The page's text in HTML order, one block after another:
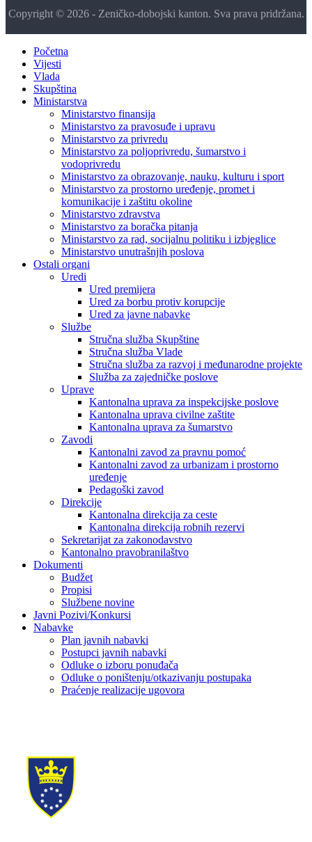
Copyright © 2026 - Zeničko-dobojski kanton. Sva prava pridržana.
Početna
Vijesti
Vlada
Skupština
Ministarstva
Ministarstvo finansija
Ministarstvo za pravosuđe i upravu
Ministarstvo za privredu
Ministarstvo za poljoprivredu, šumarstvo i
vodoprivredu
Ministarstvo za obrazovanje, nauku, kulturu i sport
Ministarstvo za prostorno uređenje, promet i
komunikacije i zaštitu okoline
Ministarstvo zdravstva
Ministarstvo za boračka pitanja
Ministarstvo za rad, socijalnu politiku i izbjeglice
Ministarstvo unutrašnjih poslova
Ostali organi
Uredi
Ured premijera
Ured za borbu protiv korupcije
Ured za javne nabavke
Službe
Stručna služba Skupštine
Stručna služba Vlade
Stručna služba za razvoj i međunarodne projekte
Služba za zajedničke poslove
Uprave
Kantonalna uprava za inspekcijske poslove
Kantonalna uprava civilne zaštite
Kantonalna uprava za šumarstvo
Zavodi
Kantonalni zavod za pravnu pomoć
Kantonalni zavod za urbanizam i prostorno
uređenje
Pedagoški zavod
Direkcije
Kantonalna direkcija za ceste
Kantonalna direkcija robnih rezervi
Sekretarijat za zakonodavstvo
Kantonalno pravobranilaštvo
Dokumenti
Budžet
Propisi
Službene novine
Javni Pozivi/Konkursi
Nabavke
Plan javnih nabavki
Postupci javnih nabavki
Odluke o izboru ponuđača
Odluke o poništenju/otkazivanju postupaka
Praćenje realizacije ugovora